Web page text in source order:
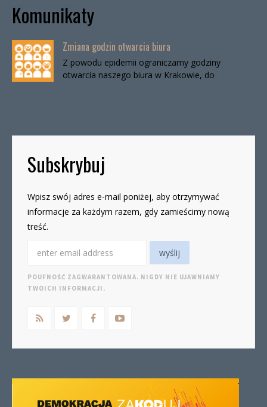
Komunikaty
Zmiana godzin otwarcia biura
Z powodu epidemii ograniczamy godziny
otwarcia naszego biura w Krakowie, do
Subskrybuj
Wpisz swój adres e-mail poniżej, aby otrzymywać
informacje za każdym razem, gdy zamieścimy nową
treść.
POUFNOŚĆ ZAGWARANTOWANA. NIGDY NIE UJAWNIAMY
TWOICH INFORMACJI.